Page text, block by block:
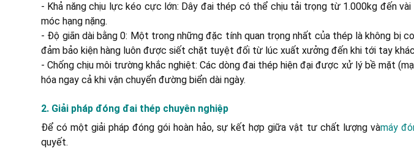
Bước 1: Chuẩn bị và bảo vệ cạnh
Bước 2: Luồn dây và căng đai
Bước 3: Khóa đai chắc chắn
Bước 4: Kiểm tra và cắt đai thừa
- Khả năng chịu lực kéo cực lớn: Dây đai thép có thể chịu tải trọng từ 1.000kg đến
móc hạng nặng.
- Độ giãn dài bằng 0: Một trong những đặc tính quan trọng nhất của thép là không bị
đảm bảo kiện hàng luôn được siết chặt tuyệt đối từ lúc xuất xưởng đến khi tới tay
- Chống chịu môi trường khắc nghiệt: Các dòng đai thép hiện đại được xử lý bề mặt
hóa ngay cả khi vận chuyển đường biển dài ngày.
2. Giải pháp đóng đai thép chuyên nghiệp
Để có một giải pháp đóng gói hoàn hảo, sự kết hợp giữa vật tư chất lượng vàmáy
quyết.